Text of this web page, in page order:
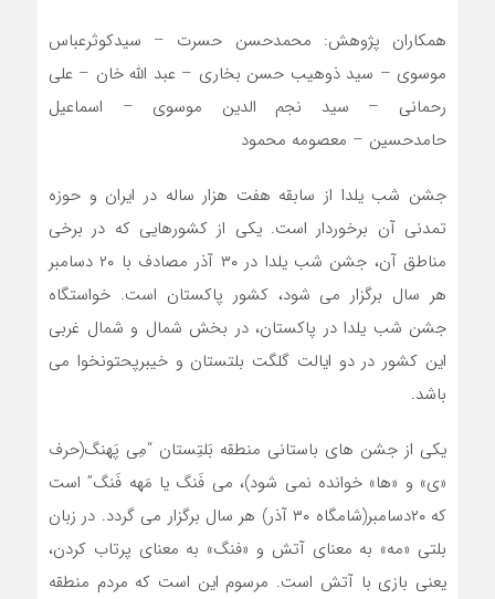
همکاران پژوهش: محمدحسن حسرت – سیدکوثرعباس
موسوی – سید ذوهیب حسن بخاری – عبد الله خان – علی
رحمانی – سید نجم الدین موسوی – اسماعیل
حامدحسین – معصومه محمود
جشن شب یلدا از سابقه هفت هزار ساله در ایران و حوزه
تمدنی آن برخوردار است. یکی از کشورهایی که در برخی
مناطق آن، جشن شب یلدا در ۳۰ آذر مصادف با ۲۰ دسامبر
هر سال برگزار می شود، کشور پاکستان است. خواستگاه
جشن شب یلدا در پاکستان، در بخش شمال و شمال غربی
این کشور در دو ایالت گلگت بلتستان و خیبرپحتونخوا می
باشد.
یکی از جشن های باستانی منطقه بَلتِستان “مِی پَهنگ(حرف
«ی» و «ها» خوانده نمی شود)، می فَنگ یا مَهه فَنگ” است
که ۲۰دسامبر(شامگاه ۳۰ آذر) هر سال برگزار می گردد. در زبان
بلتی «مه» به معنای آتش و «فنگ» به معنای پرتاب کردن،
یعنی بازی با آتش است. مرسوم این است که مردم منطقه